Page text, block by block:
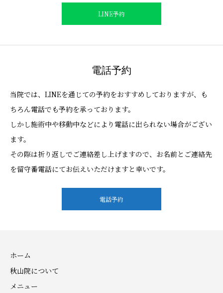
LINE予約
電話予約
当院では、LINEを通じての予約をおすすめしておりますが、も
ちろん電話でも予約を承っております。
しかし施術中や移動中などにより電話に出られない場合がござい
ます。
その際は折り返しでご連絡差し上げますので、お名前とご連絡先
を留守番電話にてお伝えいただけますと幸いです。
電話予約
ホーム
秋山院について
メニュー